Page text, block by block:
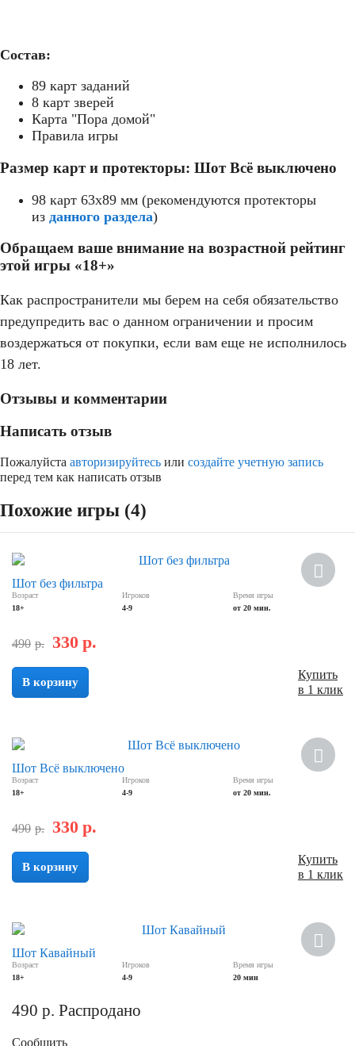
Состав:
89 карт заданий
8 карт зверей
Карта "Пора домой"
Правила игры
Размер карт и протекторы: Шот Всё выключено
98 карт 63x89 мм (рекомендуются протекторы
из данного раздела)
Обращаем ваше внимание на возрастной рейтинг
этой игры «18+»
Как распространители мы берем на себя обязательство
предупредить вас о данном ограничении и просим
воздержаться от покупки, если вам еще не исполнилось
18 лет.
Отзывы и комментарии
Написать отзыв
Пожалуйста авторизируйтесь или создайте учетную запись
перед тем как написать отзыв
Похожие игры (4)
Шот без фильтра
Возраст
18+
Игроков
4-9
Время игры
от 20 мин.
490 р. 330 р.
В корзину
Купить
в 1 клик
Шот Всё выключено
Возраст
18+
Игроков
4-9
Время игры
от 20 мин.
490 р. 330 р.
В корзину
Купить
в 1 клик
Шот Кавайный
Возраст
18+
Игроков
4-9
Время игры
20 мин
490 р. Распродано
Сообщить